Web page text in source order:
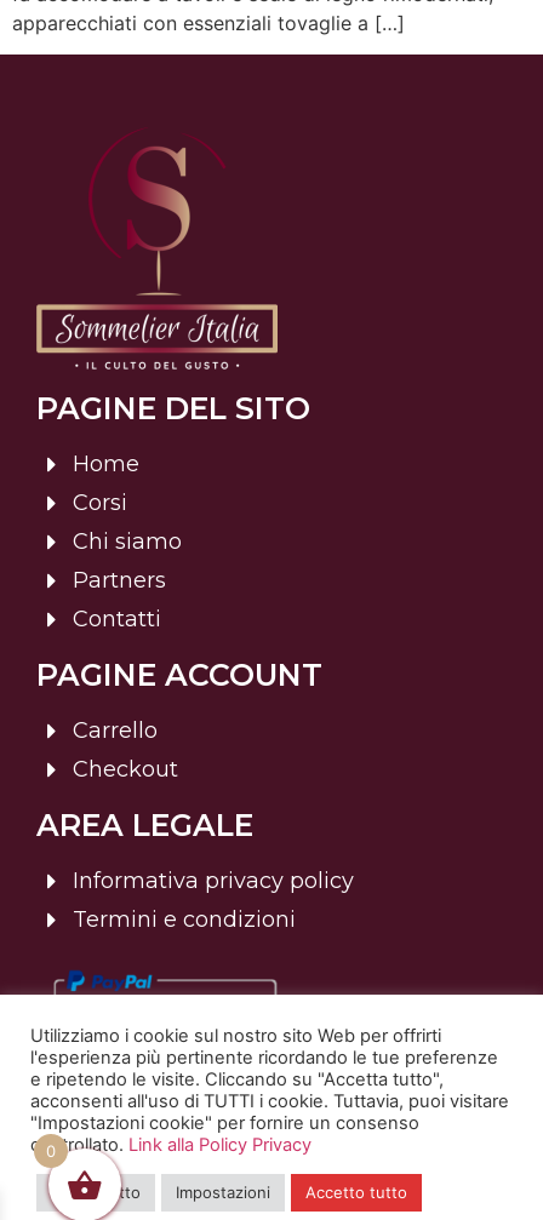
apparecchiati con essenziali tovaglie a […]
PAGINE DEL SITO
Home
Corsi
Chi siamo
Partners
Contatti
PAGINE ACCOUNT
Carrello
Checkout
AREA LEGALE
Informativa privacy policy
Termini e condizioni
© 2025 Sommelier Italia | Tutti i diritti riservati. | P.Iva:
Utilizziamo i cookie sul nostro sito Web per offrirti
l'esperienza più pertinente ricordando le tue preferenze
e ripetendo le visite. Cliccando su "Accetta tutto",
acconsenti all'uso di TUTTI i cookie. Tuttavia, puoi visitare
"Impostazioni cookie" per fornire un consenso
controllato. Link alla Policy Privacy
Rifiuta tutto Impostazioni Accetto tutto
0